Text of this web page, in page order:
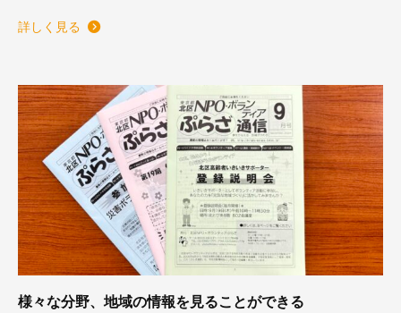
詳しく見る
様々な分野、地域の情報を見ることができる